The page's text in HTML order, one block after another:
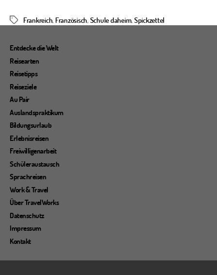
Schlagwörter
Frankreich, Französisch, Schule daheim, Spickzettel
Entdecke die Welt
Reisearten
Reisetipps
Reiseziele
Au Pair
Auslandspraktikum
Bildungsurlaub
Erlebnisreisen
Freiwilligenarbeit
Schüleraustausch
Sprachreisen
Work & Travel
Über TravelWorks
Datenschutz
Impressum
Kontakt